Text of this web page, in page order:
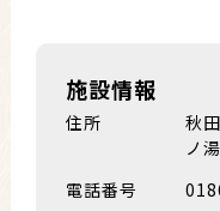
施設情報
住所
秋
ノ
電話番号